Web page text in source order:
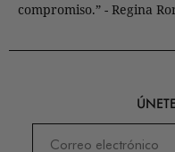
compromiso.” - Regina